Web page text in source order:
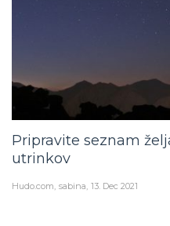
Pripravite seznam
utrinkov
Hudo.com sabina 13. Dec 2021